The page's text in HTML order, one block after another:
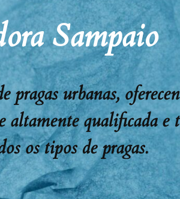
Sampaio
urbanas,
altamente qualificada e
os tipos de pragas.